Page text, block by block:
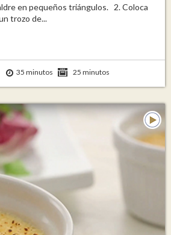
en pequeños triángulos. 2. Coloca
trozo de...
35 minutos 25 minutos